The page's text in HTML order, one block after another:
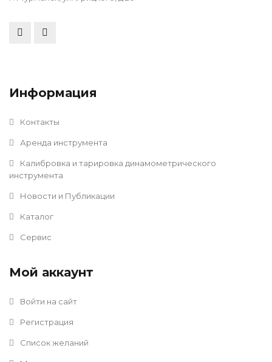
Информация
Контакты
Аренда инструмента
Калибровка и тарировка динамометрического
инструмента
Новости и Публикации
Каталог
Сервис
Мой аккаунт
Войти на сайт
Регистрация
Список желаний